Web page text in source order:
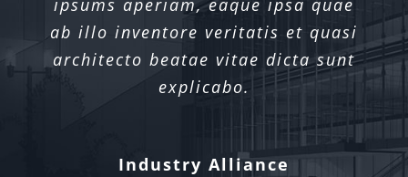
ipsums aperiam, eaque ipsa quae
ab illo inventore veritatis et quasi
architecto beatae vitae dicta sunt
explicabo.
Industry Alliance
Xtra Technologies